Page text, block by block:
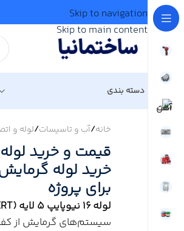
Skip to navigation
Skip to main content
دسته بندی
خانه/آب و تاسیسات/لوله و
برای پروژه
لوله ۱۶ نیوپایپ ۵ لایه (PERT-AL-PERT)
سیستم‌های گرمایش از کف